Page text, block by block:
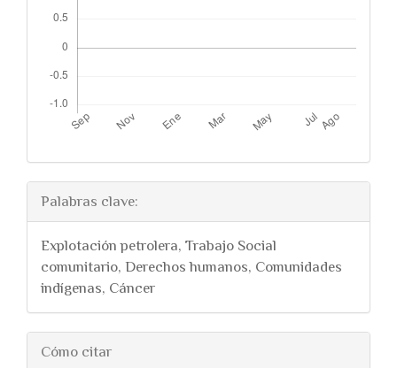
Palabras clave:
Explotación petrolera, Trabajo Social
comunitario, Derechos humanos, Comunidades
indígenas, Cáncer
Cómo citar